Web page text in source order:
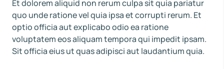
Et dolorem aliquid non rerum culpa sit quia pariatur
quo unde ratione vel quia ipsa et corrupti rerum. Et
optio officia aut explicabo odio ea ratione
voluptatem eos aliquam tempora qui impedit ipsam.
Sit officia eius ut quas adipisci aut laudantium quia.